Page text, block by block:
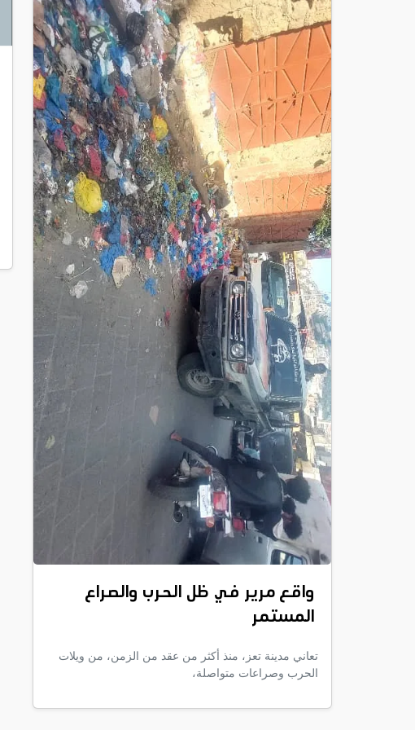
واقع مرير في ظل الحرب والصراع
المستمر
تعاني مدينة تعز، منذ أكثر من عقد من الزمن، من ويلات
الحرب وصراعات متواصلة،